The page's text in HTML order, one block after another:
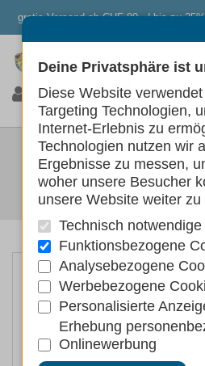
gratis Versand ab CHF 80.- | bis zu
0 0 0
EXCLUSION
ADULT
Hunde Hundefutter
Deine Privatsphäre ist
Diese Website
Targeting Technologien,
Internet-Erlebnis zu
Technologien nutzen wir
Ergebnisse zu messen,
woher unsere Besucher
unsere Website weiter zu
Technisch
Funktionsbezogene
Analysebezogene
Werbebezogene
Personalisierte
Erhebung
Onlinewerbung